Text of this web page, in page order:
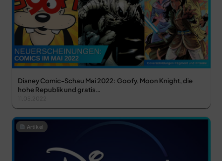
Disney Comic-Schau Mai 2022: Goofy, Moon Knight, die
hohe Republik und gratis…
11.05.2022
Artikel